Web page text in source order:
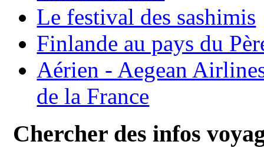
Le festival des sashimis
Finlande au pays du
Aérien - Aegean
de la France
Chercher des infos